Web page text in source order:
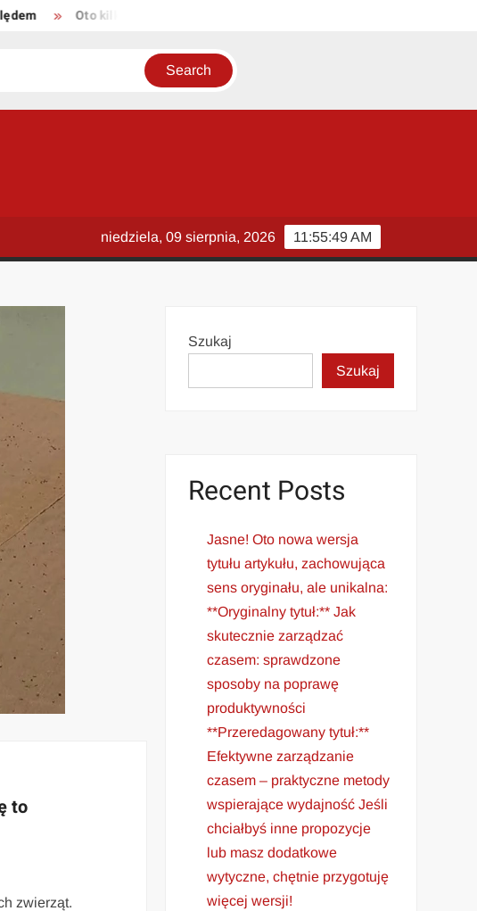
Oto kilka propozycji unikalnych tytułów zachowujących sens oryginału:
11:55:49 AM
niedziela, 09 sierpnia, 2026
to
zwierząt.
Szukaj
Szukaj
Recent Posts
Jasne! Oto nowa wersja
tytułu artykułu, zachowująca
sens oryginału, ale unikalna:
**Oryginalny tytuł:** Jak
skutecznie zarządzać
czasem: sprawdzone
sposoby na poprawę
produktywności
**Przeredagowany tytuł:**
Efektywne zarządzanie
czasem – praktyczne metody
wspierające wydajność Jeśli
chciałbyś inne propozycje
lub masz dodatkowe
wytyczne, chętnie przygotuję
więcej wersji!